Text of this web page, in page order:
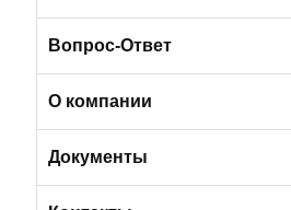
Отличия трансфера от аренды
Порядок оплаты услуг
Условия возврата
Вопрос-Ответ
О компании
О компании БизнесБас
Документы